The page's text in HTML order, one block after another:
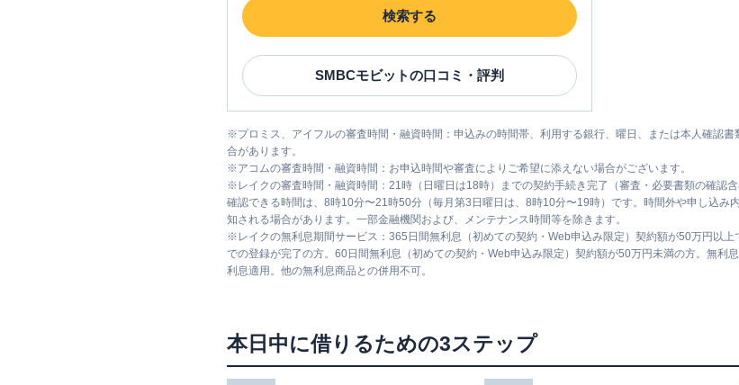
検索する
SMBCモビットの口コミ・評判
※プロミス、アイフルの審査時間・融資時間：申込みの時間帯、利用する銀行、曜日、または本人確認
合があります。
※アコムの審査時間・融資時間：お申込時間や審査によりご希望に添えない場合がございます。
※ レイクの審査時間・融資時間：21時（日曜日は18時）までの契約手続き完了（審査・必要書類の確認
確認できる時間は、8時10分〜21時50分（毎月第3日曜日は、8時10分〜19時）です。時間外や申し込み
知される場合があります。一部金融機関および、メンテナンス時間等を除きます。
※ レイクの無利息期間サービス：365日間無利息（初めての契約・Web申込み限定）契約額が50万円以
での登録が完了の方。60日間無利息（初めての契約・Web申込み限定）契約額が50万円未満の方。無利
利息適用。他の無利息商品との併用不可。
本日中に借りるための3ステップ